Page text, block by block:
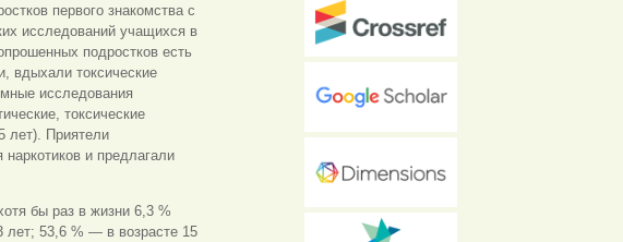
первого знакомства с
исследований учащихся в
подростков есть
вдыхали токсические
исследования
токсические
лет). Приятели
и предлагали
бы раз в жизни 6,3 %
лет; 53,6 % — в возрасте 15